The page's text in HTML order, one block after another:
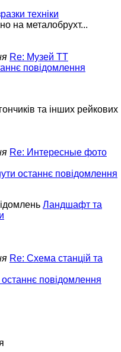
техніки
на металобрухт...
Re: Музей ТТ
повідомлення
та інших рейкових
Re: Интересные фото
останнє повідомлення
Ландшафт та
Re: Схема станцій та
повідомлення